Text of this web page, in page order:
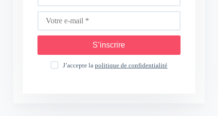
S’inscrire
J’accepte lapolitique de confidentialité